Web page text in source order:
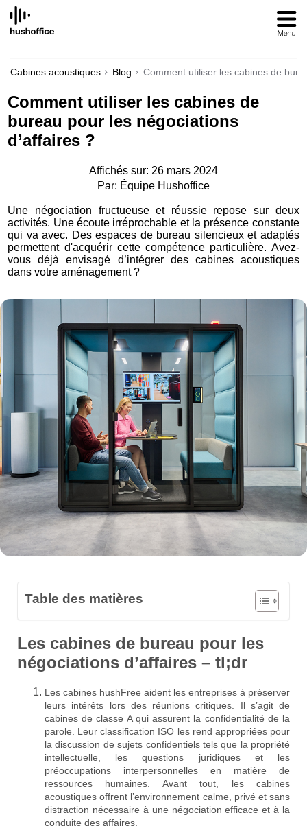
SKIP
CONTENT
Cabines acoustiques Blog Comment utiliser les cabines de
Comment utiliser les cabines de
bureau pour les négociations
d’affaires ?
Affichés sur: 26 mars 2024
Par: Équipe Hushoffice
Une négociation fructueuse et réussie repose sur deux
activités. Une écoute irréprochable et la présence constante
qui va avec. Des espaces de bureau silencieux et adaptés
permettent d'acquérir cette compétence particulière. Avez-
vous déjà envisagé d’intégrer des cabines acoustiques
dans votre aménagement ?
Table des matières
Les cabines de bureau pour les
négociations d’affaires – tl;dr
Les cabines hushFree aident les entreprises à préserver
leurs intérêts lors des réunions critiques. Il s’agit de
cabines de classe A qui assurent la confidentialité de la
parole. Leur classification ISO les rend appropriées pour
la discussion de sujets confidentiels tels que la propriété
intellectuelle, les questions juridiques et les
préoccupations interpersonnelles en matière de
ressources humaines. Avant tout, les cabines
acoustiques offrent l’environnement calme, privé et sans
distraction nécessaire à une négociation efficace et à la
conduite des affaires.